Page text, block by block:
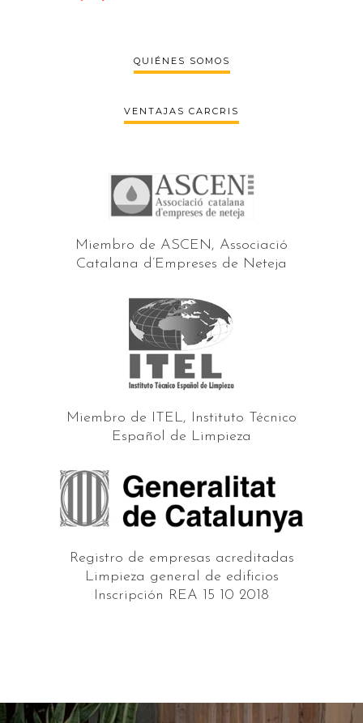
QUIÉNES SOMOS
VENTAJAS CARCRIS
Miembro de ASCEN, Associació
Catalana d’Empreses de Neteja
Miembro de ITEL, Instituto Técnico
Español de Limpieza
Registro de empresas acreditadas
Limpieza general de edificios
Inscripción REA 15 10 2018